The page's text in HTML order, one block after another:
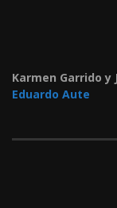
Karmen Garrido
Eduardo Aute